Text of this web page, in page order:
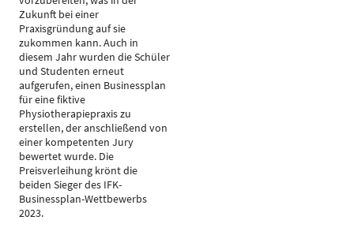
Zukunft bei einer
Praxisgründung auf sie
zukommen kann. Auch in
diesem Jahr wurden die Schüler
und Studenten erneut
aufgerufen, einen Businessplan
für eine fiktive
Physiotherapiepraxis zu
erstellen, der anschließend von
einer kompetenten Jury
bewertet wurde. Die
Preisverleihung krönt die
beiden Sieger des IFK-
Businessplan-Wettbewerbs
2023.